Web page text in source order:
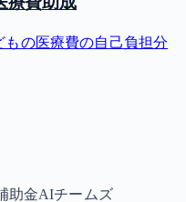
の医療費の自己負担分
助金AIチームズ